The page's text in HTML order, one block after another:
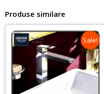
Produse similare
Sale!